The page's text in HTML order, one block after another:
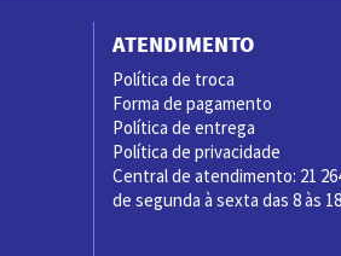
ATENDIMENTO
Política de troca
Forma de pagamento
Política de entrega
Política de privacidade
Central de atendimento: 21
de segunda à sexta das 8 às